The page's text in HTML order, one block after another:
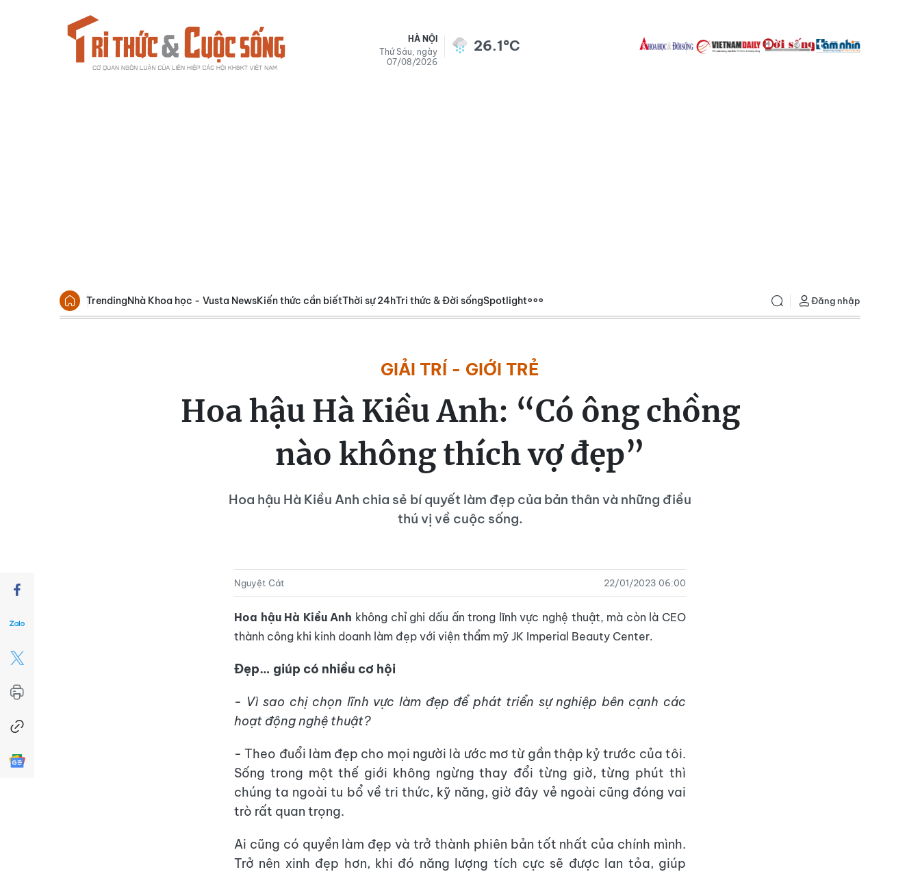
HÀ NỘI
Thứ Sáu, ngày
07/08/2026
26.1°C
TrendingNhà Khoa học - Vusta NewsKiến thức cần biếtThời sự 24hTri thức & Đời sốngSpotlight Đăng nhập
GIẢI TRÍ - GIỚI TRẺ
Hoa hậu Hà Kiều Anh: “Có ông chồng
nào không thích vợ đẹp”
Hoa hậu Hà Kiều Anh chia sẻ bí quyết làm đẹp của bản thân và những điều
thú vị về cuộc sống.
Nguyệt Cát 22/01/2023 06:00
Hoa hậu Hà Kiều Anh không chỉ ghi dấu ấn trong lĩnh vực nghệ thuật, mà còn là CEO
thành công khi kinh doanh làm đẹp với viện thẩm mỹ JK Imperial Beauty Center.
Đẹp… giúp có nhiều cơ hội
- Vì sao chị chọn lĩnh vực làm đẹp để phát triển sự nghiệp bên cạnh các
hoạt động nghệ thuật?
- Theo đuổi làm đẹp cho mọi người là ước mơ từ gần thập kỷ trước của tôi.
Sống trong một thế giới không ngừng thay đổi từng giờ, từng phút thì
chúng ta ngoài tu bổ về tri thức, kỹ năng, giờ đây vẻ ngoài cũng đóng vai
trò rất quan trọng.
Ai cũng có quyền làm đẹp và trở thành phiên bản tốt nhất của chính mình.
Trở nên xinh đẹp hơn, khi đó năng lượng tích cực sẽ được lan tỏa, giúp